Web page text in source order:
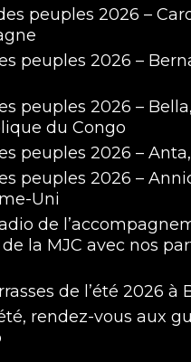
peuples 2026 –
peuples 2026 –
peuples 2026 – Bella,
du Congo
peuples 2026 –
peuples 2026 –
Uni
de
la MJC avec nos
de l’été 2026 à
rendez-vous aux